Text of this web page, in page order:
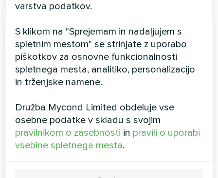
Mycond
20.10.2025
Toplotna črpalka proti
plinskemu kotlu:
tehnična primerjava
ogrevalnih sistemov
Mycond
20.10.2025
Toplotne črpalke
Toplotna črpalka
BeeSmart: varčno
ogrevanje in hlajenje
1 2 3
varstva podatkov.
S klikom na "Sprejemam in nadaljujem s
spletnim mestom" se strinjate z uporabo
piškotkov za osnovne funkcionalnosti
spletnega mesta, analitiko, personalizacijo
in trženjske namene.
Družba Mycond Limited obdeluje vse
osebne podatke v skladu s svojim
pravilnikom o zasebnosti in pravili o uporabi
vsebine spletnega mesta.